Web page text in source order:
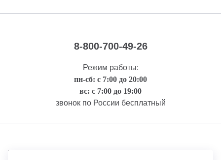
8-800-700-49-26
Режим работы:
пн-сб: с 7:00 до 20:00
вс: с 7:00 до 19:00
звонок по России бесплатный
Правовая информация